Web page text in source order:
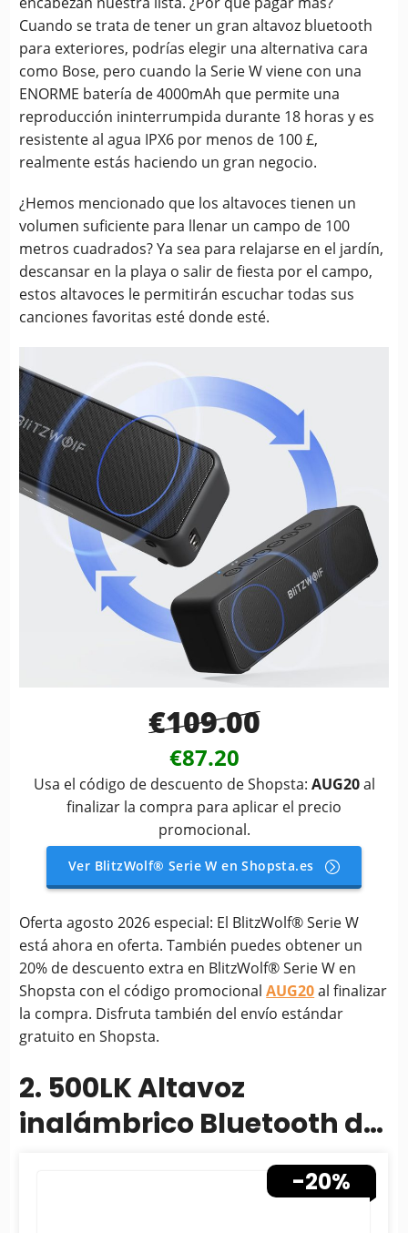
Cuando se trata de tener un gran altavoz bluetooth
para exteriores, podrías elegir una alternativa cara
como Bose, pero cuando la Serie W viene con una
ENORME batería de 4000mAh que permite una
reproducción ininterrumpida durante 18 horas y es
resistente al agua IPX6 por menos de 100 £,
realmente estás haciendo un gran negocio.
¿Hemos mencionado que los altavoces tienen un
volumen suficiente para llenar un campo de 100
metros cuadrados? Ya sea para relajarse en el jardín,
descansar en la playa o salir de fiesta por el campo,
estos altavoces le permitirán escuchar todas sus
canciones favoritas esté donde esté.
€109.00
€87.20
Usa el código de descuento de Shopsta: AUG20al
finalizar la compra para aplicar el precio
promocional.
Ver BlitzWolf® Serie W en Shopsta.es
Oferta agosto 2026 especial: El BlitzWolf® Serie W
está ahora en oferta. También puedes obtener un
20% de descuento extra en BlitzWolf® Serie W en
Shopsta con el código promocionalAUG20al finalizar
la compra. Disfruta también del envío estándar
gratuito en Shopsta.
2. 500LK Altavoz
inalámbrico Bluetooth de
100 W con batería de 5000
-20%